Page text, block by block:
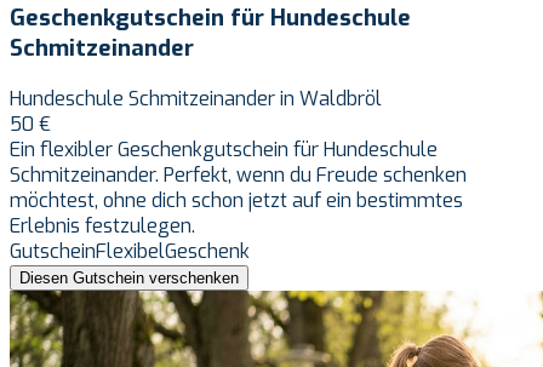
Geschenkgutschein für Hundeschule
Schmitzeinander
Hundeschule Schmitzeinander in Waldbröl
50 €
Ein flexibler Geschenkgutschein für Hundeschule
Schmitzeinander. Perfekt, wenn du Freude schenken
möchtest, ohne dich schon jetzt auf ein bestimmtes
Erlebnis festzulegen.
GutscheinFlexibelGeschenk
Diesen Gutschein verschenken